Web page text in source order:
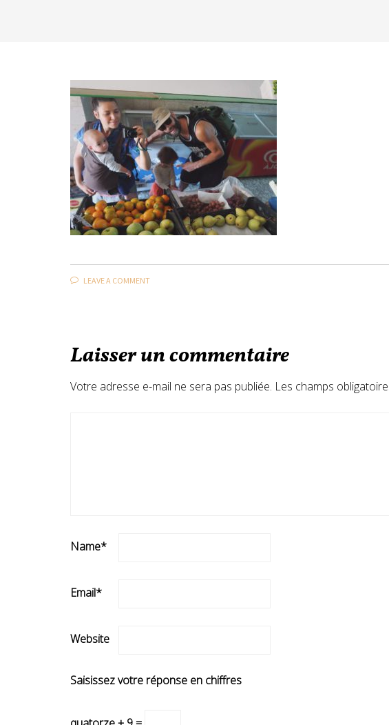
LEAVE A COMMENT
Laisser un commentaire
Votre adresse e-mail ne sera pas publiée. Les champs
Name*
Email*
Website
Saisissez votre réponse en chiffres